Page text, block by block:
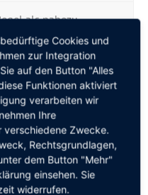
als nahezu
der Operation wird
und mit Tropfen
nach einer Grauer-
für mich?
ohne Brille sehen?
Cookies und
zur Integration
auf den Button "Alles
Funktionen aktiviert
verarbeiten wir
Ihre
verschiedene Zwecke.
Rechtsgrundlagen,
dem Button "Mehr"
einsehen. Sie
widerrufen.